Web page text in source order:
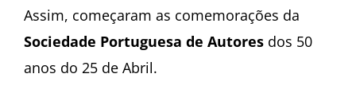
Assim, começaram as comemorações da
Sociedade Portuguesa de Autores dos 50
anos do 25 de Abril.